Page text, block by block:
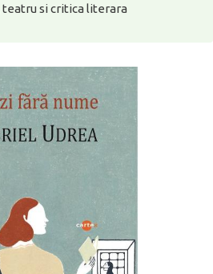
si critica literara